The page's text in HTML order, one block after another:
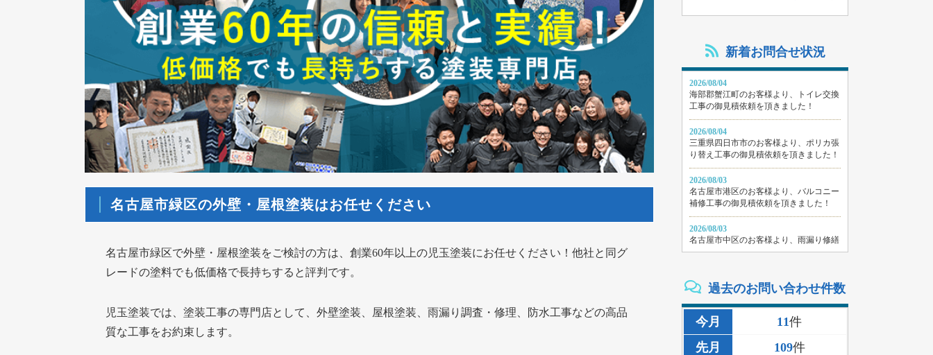
名古屋市緑区の外壁・屋根塗装はお任せください
名古屋市緑区で外壁・屋根塗装をご検討の方は、創業60年以上の児玉塗装にお任せください！他社と同グ
レードの塗料でも低価格で長持ちすると評判です。
児玉塗装では、塗装工事の専門店として、外壁塗装、屋根塗装、雨漏り調査・修理、防水工事などの高品
質な工事をお約束します。
新着お問合せ状況
2026/08/04
海部郡蟹江町のお客様より、トイレ交換
工事の御見積依頼を頂きました！
2026/08/04
三重県四日市市のお客様より、ポリカ張
り替え工事の御見積依頼を頂きました！
2026/08/03
名古屋市港区のお客様より、バルコニー
補修工事の御見積依頼を頂きました！
2026/08/03
名古屋市中区のお客様より、雨漏り修繕
工事の御見積依頼を頂きました！
三重県いなべ市のお客様より、外壁その
頂きました！
2026/08/02
名古屋市名東区のお客様より、雨漏り補
過去のお問い合わせ件数
今月 11件
先月
109件